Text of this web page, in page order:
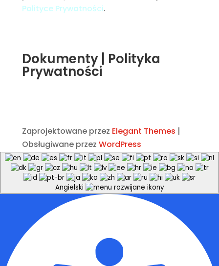
Polityce Prywatności.
Dokumenty| Polityka
Prywatności
Zaprojektowane przez Elegant Themes |
Obsługiwane przez WordPress
Angielski